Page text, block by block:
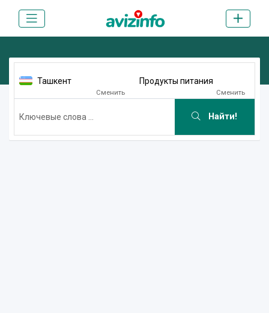
Ташкент
Сменить
Продукты питания
Сменить
Найти!